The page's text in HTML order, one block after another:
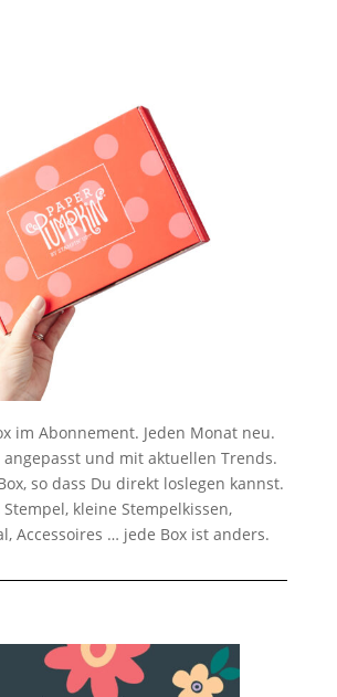
im Abonnement. Jeden Monat neu.
angepasst und mit aktuellen Trends.
so dass Du direkt loslegen kannst.
Stempel, kleine Stempelkissen,
Accessoires … jede Box ist anders.